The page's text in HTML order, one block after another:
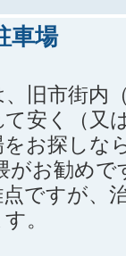
車場
旧市街内
安く（又
お探しな
がお勧めで
ですが、
。